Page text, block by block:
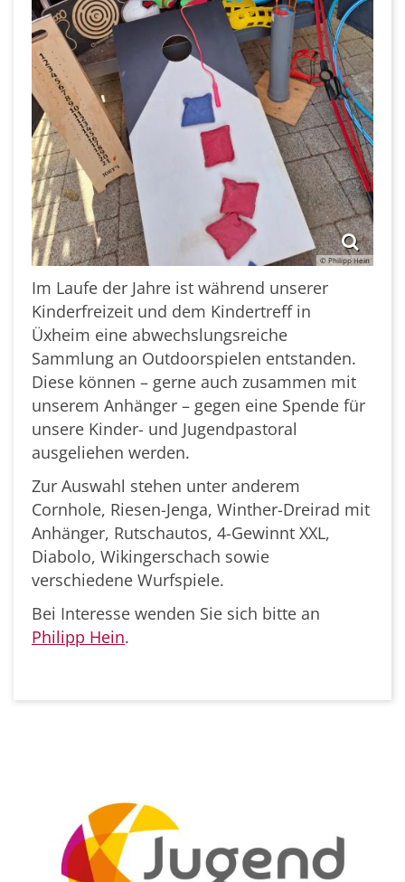
© Philipp Hein
Im Laufe der Jahre ist während unserer
Kinderfreizeit und dem Kindertreff in
Üxheim eine abwechslungsreiche
Sammlung an Outdoorspielen entstanden.
Diese können – gerne auch zusammen mit
unserem Anhänger – gegen eine Spende für
unsere Kinder- und Jugendpastoral
ausgeliehen werden.
Zur Auswahl stehen unter anderem
Cornhole, Riesen-Jenga, Winther-Dreirad mit
Anhänger, Rutschautos, 4-Gewinnt XXL,
Diabolo, Wikingerschach sowie
verschiedene Wurfspiele.
Bei Interesse wenden Sie sich bitte an
Philipp Hein.